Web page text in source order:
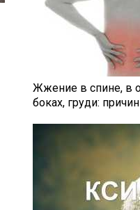
Жжение в спине, в
боках, груди: